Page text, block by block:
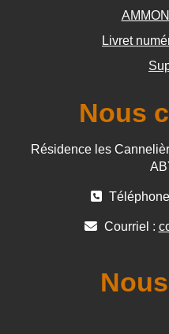
Livret
Nous
Résidence les
Courriel :